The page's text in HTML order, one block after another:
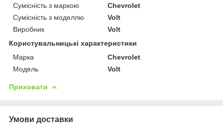
Сумісність з маркою
Chevrolet
Сумісність з моделлю
Volt
Виробник
Volt
Користувальницькі характеристики
Марка
Chevrolet
Модель
Volt
Приховати
Умови доставки